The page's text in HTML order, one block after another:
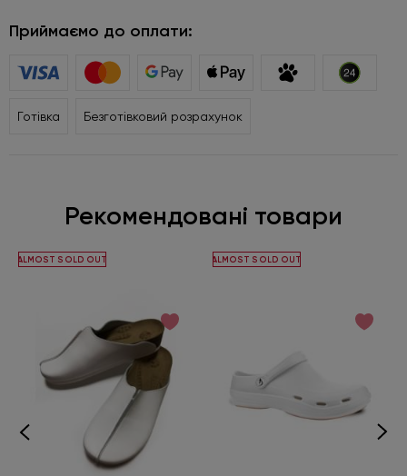
Приймаємо до оплати:
Готівка Безготівковий розрахунок
Рекомендовані товари
ALMOST SOLD OUT ALMOST SOLD OUT